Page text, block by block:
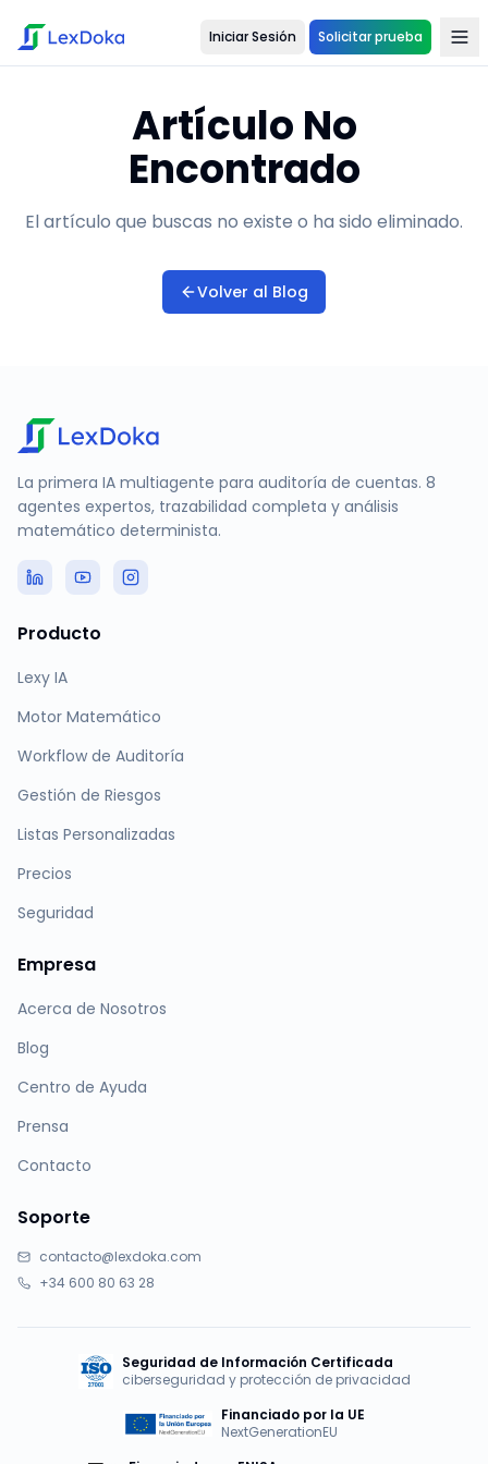
Iniciar Sesión Solicitar prueba
Artículo No
Encontrado
El artículo que buscas no existe o ha sido eliminado.
Volver al Blog
La primera IA multiagente para auditoría de cuentas. 8
agentes expertos, trazabilidad completa y análisis
matemático determinista.
Producto
Lexy IA
Motor Matemático
Workflow de Auditoría
Gestión de Riesgos
Listas Personalizadas
Precios
Seguridad
Empresa
Acerca de Nosotros
Blog
Centro de Ayuda
Prensa
Contacto
Soporte
contacto@lexdoka.com
+34 600 80 63 28
Seguridad de Información Certificada
ciberseguridad y protección de privacidad
Financiado por la UE
NextGenerationEU